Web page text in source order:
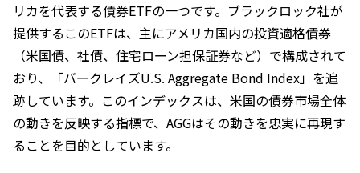
リカを代表する債券ETFの一つです。ブラックロック社が
提供するこのETFは、主にアメリカ国内の投資適格債券
（米国債、社債、住宅ローン担保証券など）で構成されて
おり、「バークレイズU.S. Aggregate Bond Index」を追
跡しています。このインデックスは、米国の債券市場全体
の動きを反映する指標で、AGGはその動きを忠実に再現す
ることを目的としています。